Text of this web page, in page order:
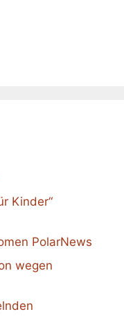
Kinder“
PolarNews
wegen